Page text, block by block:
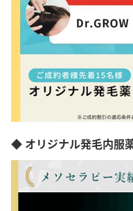
◆ オリジナル発毛内服